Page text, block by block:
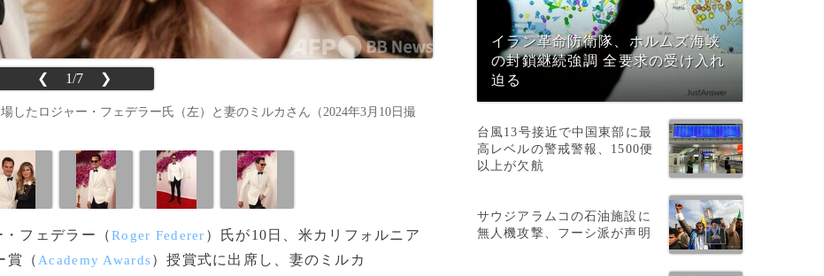
❮ 1/7 ❯
したロジャー・フェデラー氏（左）と妻のミルカさん（2024年3月10日撮
・フェデラー（Roger Federer ）氏が10日、米カリフォルニア
賞（ Academy Awards）授賞式に出席し、妻のミルカ
イラン革命防衛隊、ホルムズ海峡
の封鎖継続強調 全要求の受け入れ
迫る
台風13号接近で中国東部に最
高レベルの警戒警報、1500便
以上が欠航
サウジアラムコの石油施設に
無人機攻撃、フーシ派が声明